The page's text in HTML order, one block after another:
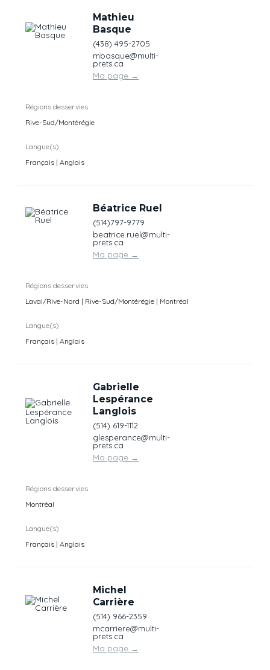
Mathieu
Basque
(438) 495-2705
mbasque@multi-
prets.ca
Ma page →
Régions desservies
Rive-Sud/Montérégie
Langue(s)
Français | Anglais
Béatrice Ruel
(514)797-9779
beatrice.ruel@multi-
prets.ca
Ma page →
Régions desservies
Laval/Rive-Nord | Rive-Sud/Montérégie | Montréal
Langue(s)
Français | Anglais
Gabrielle
Lespérance
Langlois
(514) 619-1112
glesperance@multi-
prets.ca
Ma page →
Régions desservies
Montréal
Langue(s)
Français | Anglais
Michel
Carrière
(514) 966-2359
mcarriere@multi-
prets.ca
Ma page →